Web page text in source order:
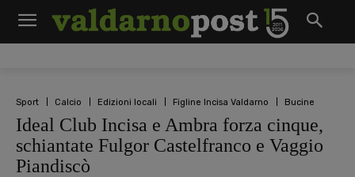
Sport Calcio Edizioni locali Figline Incisa Valdarno Bucine
Ideal Club Incisa e Ambra forza cinque,
schiantate Fulgor Castelfranco e Vaggio
Piandiscò